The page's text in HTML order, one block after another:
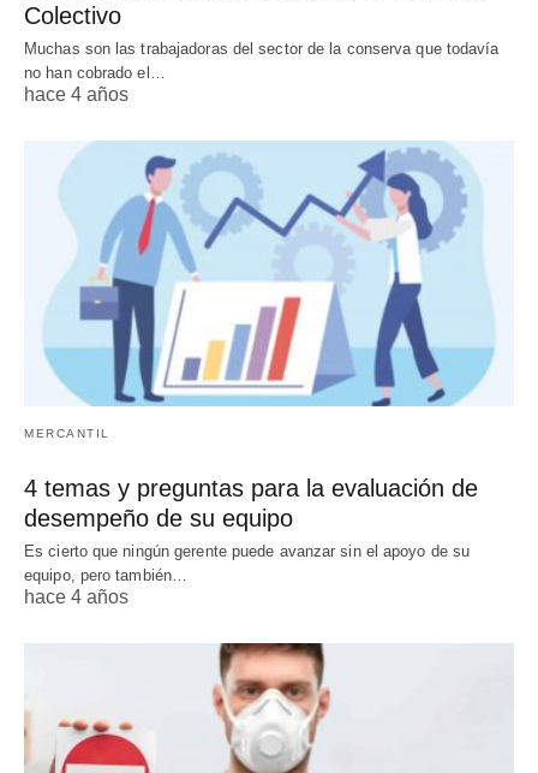
Colectivo
Muchas son las trabajadoras del sector de la conserva que todavía
no han cobrado el…
hace 4 años
MERCANTIL
4 temas y preguntas para la evaluación de
desempeño de su equipo
Es cierto que ningún gerente puede avanzar sin el apoyo de su
equipo, pero también…
hace 4 años